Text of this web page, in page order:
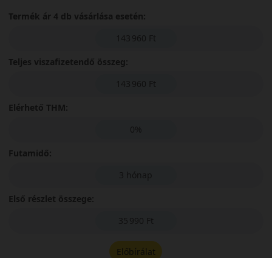
Termék ár 4 db vásárlása esetén:
143 960 Ft
Teljes viszafizetendő összeg:
143 960 Ft
Elérhető THM:
0%
Futamidő:
3 hónap
Első részlet összege:
35 990 Ft
Előbírálat